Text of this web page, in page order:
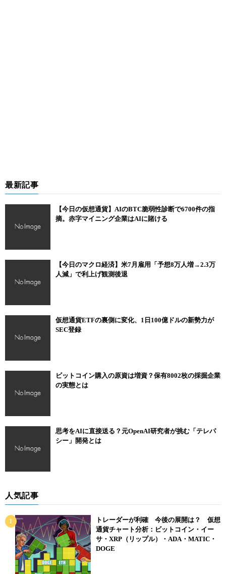
最新記事
【今日の仮想通貨】AIのBTC脆弱性診断で6700件の指
摘。赤字マイニング企業はAIに賭ける
【今日のマクロ経済】米7月雇用「予想8万人増→2.3万
人減」で利上げ観測後退
仮想通貨ETFの裏側に変化、1日100億ドルの新勢力が
SEC登録
ビットコイン購入の原資は増資？保有8002枚の採掘企業
の実態とは
思考をAIに直接送る？元OpenAI研究者が挑む「テレパ
シー」開発とは
人気記事
トレーダーが利確 今後の展開は？ 仮想
通貨チャート分析：ビットコイン・イー
サ・XRP（リップル）・ADA・MATIC・
DOGE